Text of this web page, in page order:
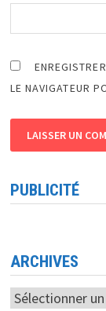
LE NAVIGATEUR
PUBLICITÉ
ARCHIVES
Archives